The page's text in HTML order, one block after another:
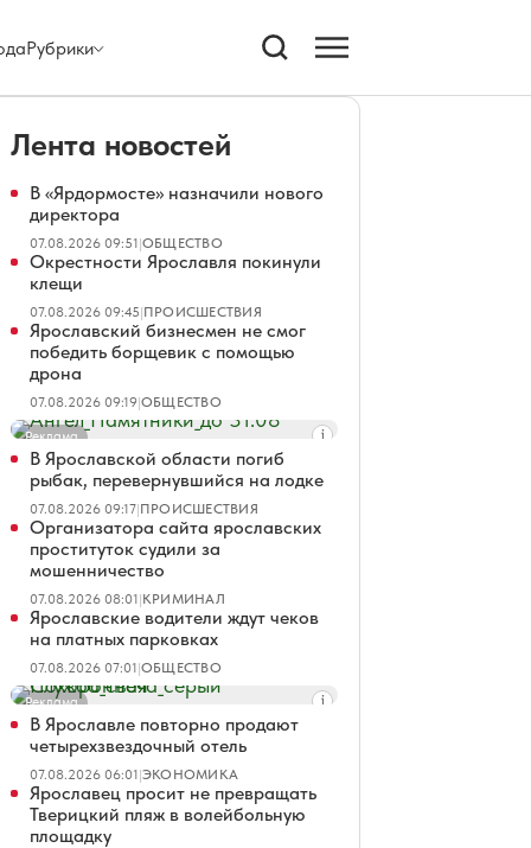
Рубрики
Лента новостей
В «Ярдормосте» назначили нового
директора
07.08.2026 09:51|ОБЩЕСТВО
Окрестности Ярославля покинули
клещи
07.08.2026 09:45|ПРОИСШЕСТВИЯ
Ярославский бизнесмен не смог
победить борщевик с помощью
дрона
07.08.2026 09:19|ОБЩЕСТВО
Реклама
В Ярославской области погиб
рыбак, перевернувшийся на лодке
07.08.2026 09:17|ПРОИСШЕСТВИЯ
Организатора сайта ярославских
проституток судили за
мошенничество
07.08.2026 08:01|КРИМИНАЛ
Ярославские водители ждут чеков
на платных парковках
07.08.2026 07:01|ОБЩЕСТВО
Реклама
В Ярославле повторно продают
четырехзвездочный отель
07.08.2026 06:01|ЭКОНОМИКА
Ярославец просит не превращать
Тверицкий пляж в волейбольную
площадку